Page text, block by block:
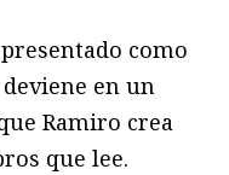
como
en un
Ramiro crea
que lee.